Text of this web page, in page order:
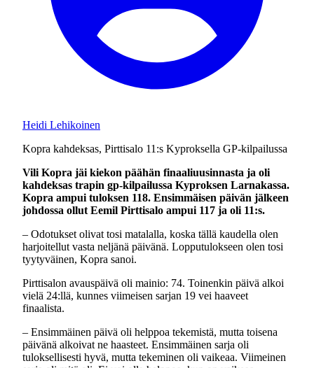
Heidi Lehikoinen
Kopra kahdeksas, Pirttisalo 11:s Kyproksella GP-kilpailussa
Vili Kopra jäi kiekon päähän finaaliuusinnasta ja oli
kahdeksas trapin gp-kilpailussa Kyproksen Larnakassa.
Kopra ampui tuloksen 118. Ensimmäisen päivän jälkeen
johdossa ollut Eemil Pirttisalo ampui 117 ja oli 11:s.
– Odotukset olivat tosi matalalla, koska tällä kaudella olen
harjoitellut vasta neljänä päivänä. Lopputulokseen olen tosi
tyytyväinen, Kopra sanoi.
Pirttisalon avauspäivä oli mainio: 74. Toinenkin päivä alkoi
vielä 24:llä, kunnes viimeisen sarjan 19 vei haaveet
finaalista.
– Ensimmäinen päivä oli helppoa tekemistä, mutta toisena
päivänä alkoivat ne haasteet. Ensimmäinen sarja oli
tuloksellisesti hyvä, mutta tekeminen oli vaikeaa. Viimeinen